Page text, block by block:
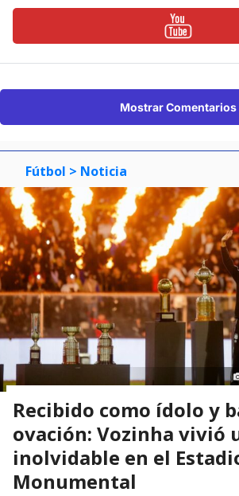
Mostrar Comentarios
Fútbol > Noticia
Recibido como ídolo y
ovación: Vozinha vivió
inolvidable en el
Monumental